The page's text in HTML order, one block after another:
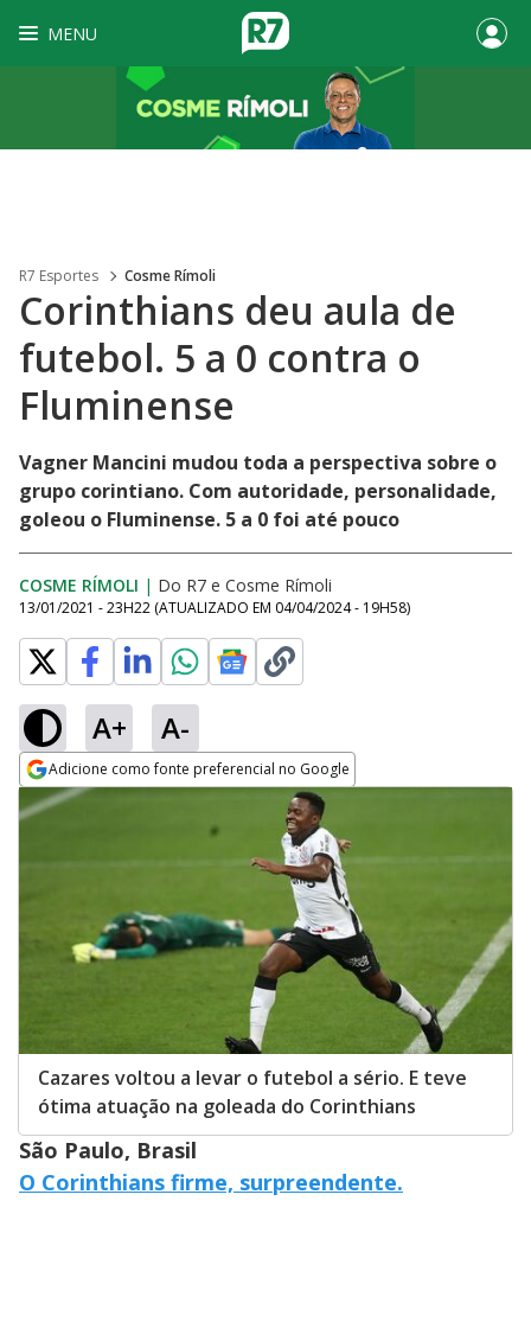
MENU
R7 Esportes Cosme Rímoli
Corinthians deu aula de
futebol. 5 a 0 contra o
Fluminense
Vagner Mancini mudou toda a perspectiva sobre o
grupo corintiano. Com autoridade, personalidade,
goleou o Fluminense. 5 a 0 foi até pouco
COSME RÍMOLI | Do R7 e Cosme Rímoli
13/01/2021 - 23H22 (ATUALIZADO EM 04/04/2024 - 19H58)
A+ A-
Adicione como fonte preferencial no Google
Opens in new window
Cazares voltou a levar o futebol a sério. E teve
ótima atuação na goleada do Corinthians
São Paulo, Brasil
O Corinthians firme, surpreendente.